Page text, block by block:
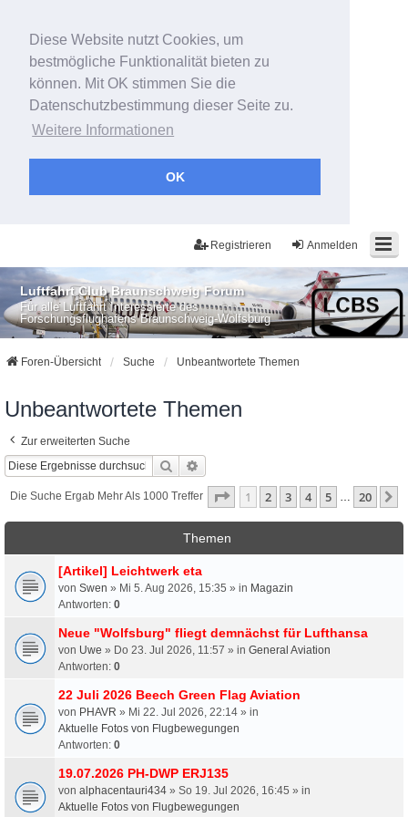
Diese Website nutzt Cookies, um
bestmögliche Funktionalität bieten zu
können. Mit OK stimmen Sie die
Datenschutzbestimmung dieser Seite zu.
Weitere Informationen
OK
Anmelden
Registrieren
Luftfahrt Club Braunschweig Forum
Für alle Luftfahrt Interessierte des
Forschungsflughafens Braunschweig-Wolfsburg
Foren-Übersicht Suche Unbeantwortete Themen
Unbeantwortete Themen
Zur erweiterten Suche
Suche
Die Suche Ergab Mehr Als 1000 Treffer Seite 1Von 20
1 2 3 4 5 … 20
Themen
[Artikel] Leichtwerk eta
von Swen » Mi 5. Aug 2026, 15:35 » in Magazin
Antworten: 0
Neue "Wolfsburg" fliegt demnächst für Lufthansa
von Uwe » Do 23. Jul 2026, 11:57 » in General Aviation
Antworten: 0
22 Juli 2026 Beech Green Flag Aviation
von PHAVR » Mi 22. Jul 2026, 22:14 » in
Aktuelle Fotos von Flugbewegungen
Antworten: 0
19.07.2026 PH-DWP ERJ135
von alphacentauri434 » So 19. Jul 2026, 16:45 » in
Aktuelle Fotos von Flugbewegungen